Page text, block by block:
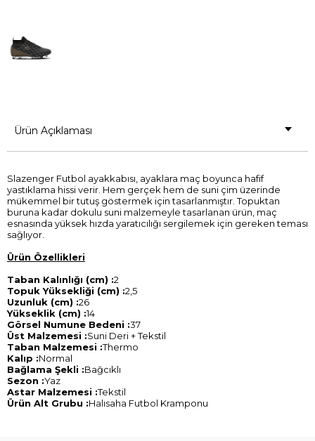
Ürün Açıklaması
Slazenger Futbol ayakkabısı, ayaklara maç boyunca hafif
yastıklama hissi verir. Hem gerçek hem de suni çim üzerinde
mükemmel bir tutuş göstermek için tasarlanmıştır. Topuktan
buruna kadar dokulu suni malzemeyle tasarlanan ürün, maç
esnasında yüksek hızda yaratıcılığı sergilemek için gereken teması
sağlıyor.
Ürün Özellikleri
Taban Kalınlığı (cm) :2
Topuk Yüksekliği (cm) :2,5
Uzunluk (cm) :26
Yükseklik (cm) :14
Görsel Numune Bedeni :37
Üst Malzemesi :Suni Deri + Tekstil
Taban Malzemesi :Thermo
Kalıp :Normal
Bağlama Şekli :Bağcıklı
Sezon :Yaz
Astar Malzemesi :Tekstil
Ürün Alt Grubu :Halısaha Futbol Kramponu